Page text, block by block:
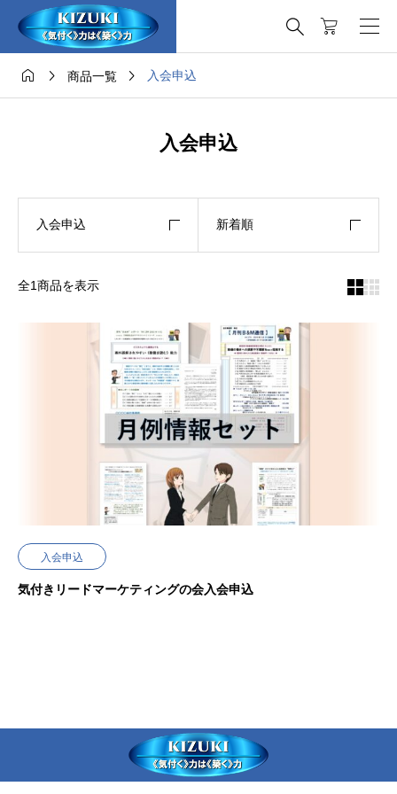

  商品一覧  入会申込
入会申込
全1商品を表示
入会申込 新着順

入会申込
気付きリードマーケティングの会入会申込